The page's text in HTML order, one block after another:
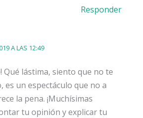
Responder
A LAS 12:49
Qué lástima, siento que no te
es un espectáculo que no a
la pena. ¡Muchísimas
tu opinión y explicar tu